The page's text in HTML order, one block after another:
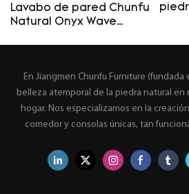
Lavabo de pared Chunfu
Natural Onyx Wave
personalizado
disponible
En Jiangmen Chunfu Furniture (fundada
belleza atemporal de la piedra natural en
hogar. Nos especializamos en la
comedor y consolas únicas, tan